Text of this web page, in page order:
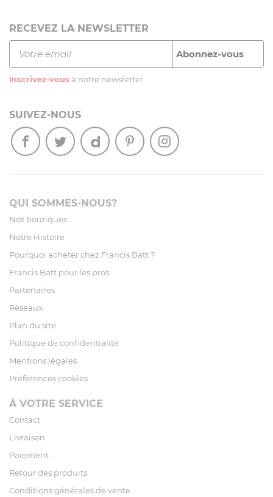
RECEVEZ LA NEWSLETTER
Inscrivez-vous à notre newsletter
SUIVEZ-NOUS
QUI SOMMES-NOUS?
Nos boutiques
Notre Histoire
Pourquoi acheter chez Francis Batt ?
Francis Batt pour les pros
Partenaires
Réseaux
Plan du site
Politique de confidentialité
Mentions légales
Préférences cookies
À VOTRE SERVICE
Contact
Livraison
Paiement
Retour des produits
Conditions générales de vente